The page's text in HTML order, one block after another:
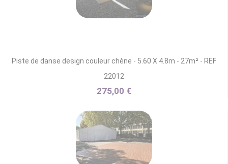
Piste de danse design couleur chène - 5.60 X 4.8m - 27m² - REF
22012
275,00 €